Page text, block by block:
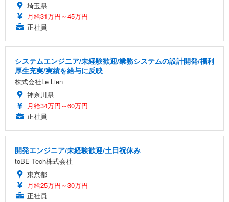
埼玉県
月給31万円～45万円
正社員
システムエンジニア/未経験歓迎/業務システムの設計開発/福利
厚生充実/実績を給与に反映
株式会社Le Lien
神奈川県
月給34万円～60万円
正社員
開発エンジニア/未経験歓迎/土日祝休み
toBE Tech株式会社
東京都
月給25万円～30万円
正社員